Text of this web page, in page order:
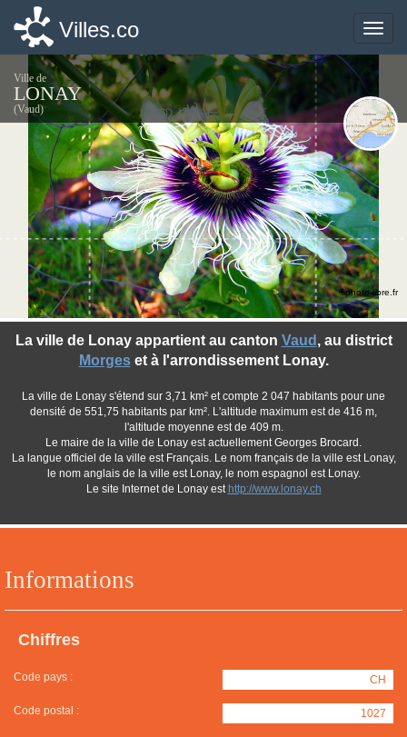
Toggle
Villes.co
Ville de
LONAY
(Vaud)
Informations
Chiffres
Code pays : CH
Code postal : 1027
La ville de Lonay appartient au canton Vaud , au district
Morgeset à l'arrondissement Lonay.
La ville de Lonay s'étend sur 3,71 km² et compte 2 047 habitants pour une
densité de 551,75 habitants par km². L'altitude maximum est de 416 m,
l'altitude moyenne est de 409 m.
Le maire de la ville de Lonay est actuellement Georges Brocard.
La langue officiel de la ville est Français. Le nom français de la ville est Lonay,
le nom anglais de la ville est Lonay, le nom espagnol est Lonay.
Le site Internet de Lonay est http://www.lonay.ch
©photo-libre.fr
Toggle
Villes.co